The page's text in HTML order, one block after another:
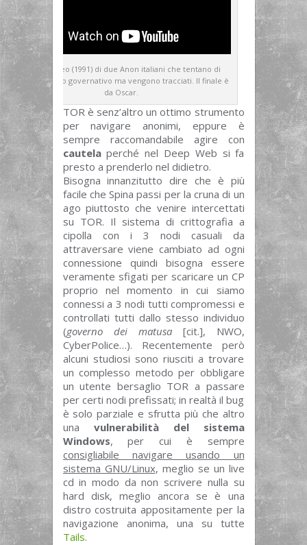
Storico video (1991) di due Anon italiani che tentano di
bucare un sito governativo ma vengono tracciati. Il finale è
da Oscar.
TOR è senz’altro un ottimo strumento
per navigare anonimi, eppure è
sempre raccomandabile agire con
cautelaperché nel Deep Web si fa
presto a prenderlo nel didietro.
Bisogna innanzitutto dire che è più
facile che Spina passi per la cruna di un
ago piuttosto che venire intercettati
su TOR. Il sistema di crittografia a
cipolla con i 3 nodi casuali da
attraversare viene cambiato ad ogni
connessione quindi bisogna essere
veramente sfigati per scaricare un CP
proprio nel momento in cui siamo
connessi a 3 nodi tutti compromessi e
controllati tutti dallo stesso individuo
(governo dei matusa[cit.], NWO,
CyberPolice…). Recentemente però
alcuni studiosi sono riusciti a trovare
un complesso metodo per obbligare
un utente bersaglio TOR a passare
per certi nodi prefissati; in realtà il bug
è solo parziale e sfrutta più che altro
una vulnerabilità del sistema
Windows, per cui è sempre
consigliabile navigare usando un
sistema GNU/Linux, meglio se un live
cd in modo da non scrivere nulla su
hard disk, meglio ancora se è una
distro costruita appositamente per la
navigazione anonima, una su tutte
Tails.